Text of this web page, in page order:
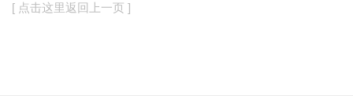
[ 点击这里返回上一页 ]